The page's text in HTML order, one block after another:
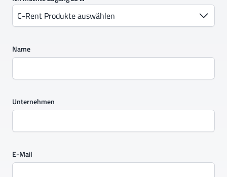
C-Rent Produkte auswählen
Name
Unternehmen
E-Mail